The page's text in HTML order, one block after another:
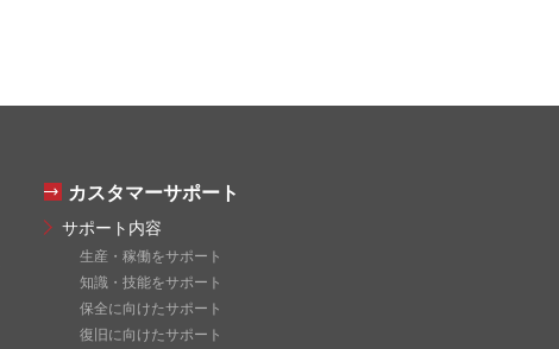
カスタマーサポート
サポート内容
生産・稼働をサポート
知識・技能をサポート
保全に向けたサポート
復旧に向けたサポート